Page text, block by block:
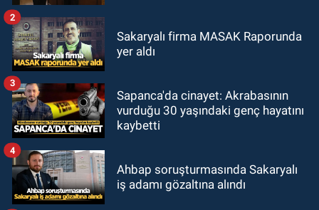
Sakaryalı firma MASAK Raporunda
yer aldı
2
Sapanca'da cinayet: Akrabasının
vurduğu 30 yaşındaki genç hayatını
kaybetti
3
Ahbap soruşturmasında Sakaryalı
iş adamı gözaltına alındı
4